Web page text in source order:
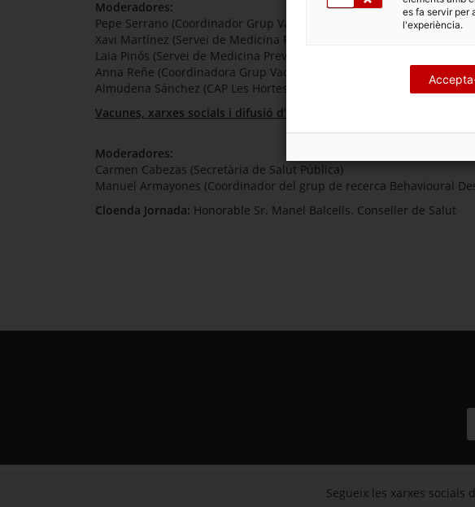
Moderadores:
Pepe Serrano (Coordinador Grup Vacunes. Societat Catalana de
Xavi Martínez (Servei de Medicina Preventiva. Hospital Vall d’Hebron)
Laia Pinós (Servei de Medicina Preventiva. Hospital Vall d’Hebron)
Anna Reñe (Coordinadora Grup Vacunes. ICS)
Almudena Sánchez (CAP Les Hortes. EAP Poble-Sec)
Vacunes, xarxes socials i difusió d’informació falsa: que podem fer
Moderadores:
Carmen Cabezas (Secretària de Salut Pública)
Manuel Armayones (Coordinador del grup de recerca Behavioural
Cloenda Jornada: Honorable Sr. Manel Balcells. Conseller de Salut
Segueix les xarxes socials
es fa servir per
l'experiència.